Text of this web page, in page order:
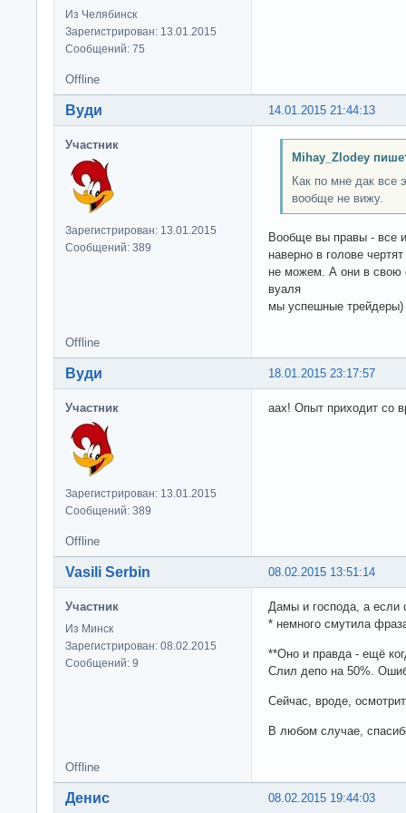
Из Челябинск
Зарегистрирован: 13.01.2015
Сообщений: 75
Offline
14.01.2015 21:44:13
Вуди
Участник
Зарегистрирован: 13.01.2015
Сообщений: 389
Mihay_Zlodey
Как по мне дак все
вообще не вижу.
Вообще вы правы - все
наверно в голове
не можем. А они в свою
вуаля
мы успешные трейдеры)
Offline
18.01.2015 23:17:57
Вуди
Участник
Зарегистрирован: 13.01.2015
Сообщений: 389
аах! Опыт приходит со
Offline
08.02.2015 13:51:14
Vasili Serbin
Участник
Из Минск
Зарегистрирован: 08.02.2015
Сообщений: 9
Дамы и господа, а если
* немного смутила
**Оно и правда - ещё
Слил депо на 50%.
Сейчас, вроде,
В любом случае,
Offline
08.02.2015 19:44:03
Денис